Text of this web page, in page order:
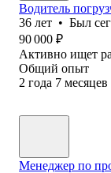
Водитель
36 лет • Был
90 000 ₽
Активно ищет
Общий опыт
2 года 7 месяцев
Менеджер по